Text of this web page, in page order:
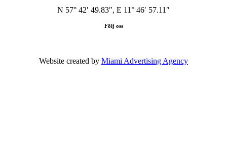
N 57° 42′ 49.83″, E 11° 46′ 57.11″
Följ oss
Website created by Miami Advertising Agency